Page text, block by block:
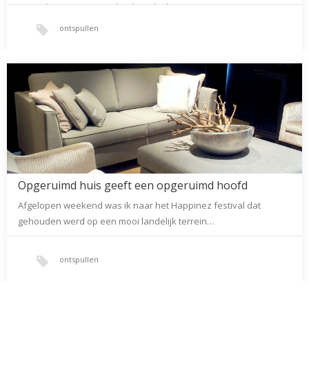
Australië en Nieuw-Zeeland mocht ik…
ontspullen
Opgeruimd huis geeft een opgeruimd hoofd
Afgelopen weekend was ik naar het Happinez festival dat
gehouden werd op een mooi landelijk terrein…
ontspullen